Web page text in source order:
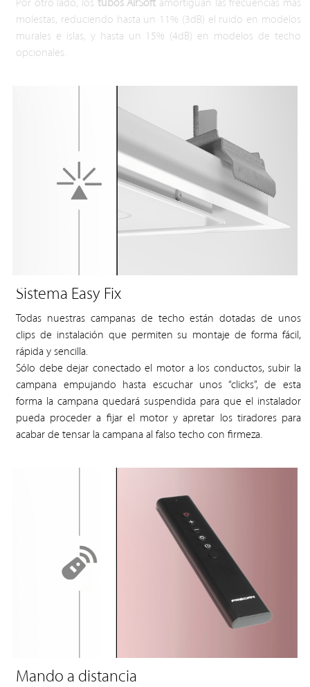
Por otro lado, los tubos AirSoft amortiguan las frecuencias más
molestas, reduciendo hasta un 11% (3dB) el ruido en modelos
murales e islas, y hasta un 15% (4dB) en modelos de techo
opcionales.
Sistema Easy Fix
Todas nuestras campanas de techo están dotadas de unos
clips de instalación que permiten su montaje de forma fácil,
rápida y sencilla.
Sólo debe dejar conectado el motor a los conductos, subir la
campana empujando hasta escuchar unos “clicks”, de esta
forma la campana quedará suspendida para que el instalador
pueda proceder a fijar el motor y apretar los tiradores para
acabar de tensar la campana al falso techo con firmeza.
Mando a distancia